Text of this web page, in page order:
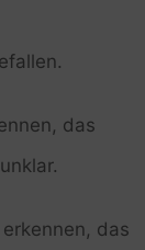
das
erkennen, das